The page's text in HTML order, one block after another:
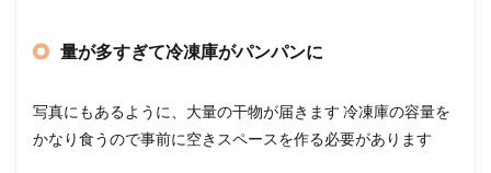
量が多すぎて冷凍庫がパンパンに
写真にもあるように、大量の干物が届きます 冷凍庫の容量を
かなり食うので事前に空きスペースを作る必要があります